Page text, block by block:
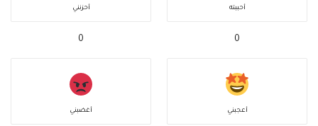
أحببته
0
أحزنني
0
أعجبني أغضبني